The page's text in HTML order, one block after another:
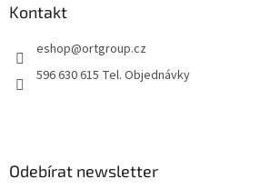
Kontakt
eshop@ortgroup.cz
596 630 615 Tel. Objednávky
Odebírat newsletter